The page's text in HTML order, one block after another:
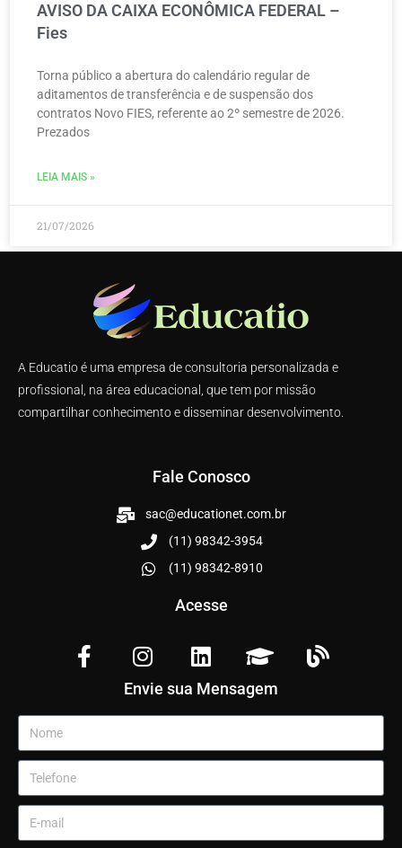
AVISO DA CAIXA ECONÔMICA FEDERAL –
Fies
Torna público a abertura do calendário regular de
aditamentos de transferência e de suspensão dos
contratos Novo FIES, referente ao 2º semestre de 2026.
Prezados
LEIA MAIS »
21/07/2026
A Educatio é uma empresa de consultoria personalizada e
profissional, na área educacional, que tem por missão
compartilhar conhecimento e disseminar desenvolvimento.
Fale Conosco
sac@educationet.com.br
(11) 98342-3954
(11) 98342-8910
Acesse
Envie sua Mensagem